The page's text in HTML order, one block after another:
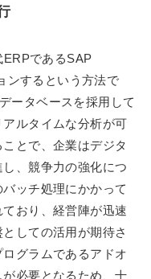
ERPであるSAP
ンするという方法で
ータベースを採用して
ルタイムな分析が可
とで、企業はデジタ
、競争力の強化につ
ッチ処理にかかって
おり、経営陣が迅速
しての活用が期待さ
グラムであるアドオ
必要となるため、十